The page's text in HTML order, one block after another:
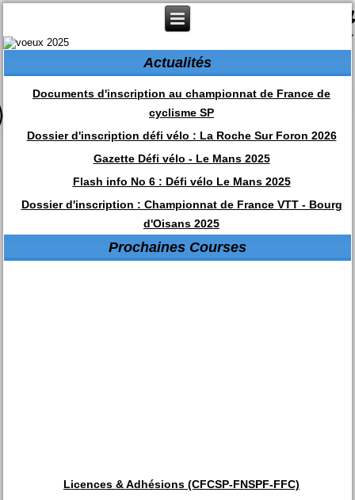
Actualités
Documents d'inscription au championnat de France de
cyclisme SP
Dossier d'inscription défi vélo : La Roche Sur Foron 2026
Gazette Défi vélo - Le Mans 2025
Flash info No 6 : Défi vélo Le Mans 2025
Dossier d'inscription : Championnat de France VTT - Bourg
d'Oisans 2025
Prochaines Courses
Licences & Adhésions (CFCSP-FNSPF-FFC)